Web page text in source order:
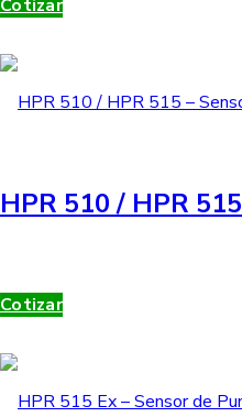
Cotizar
HPR 510 / HPR
Cotizar